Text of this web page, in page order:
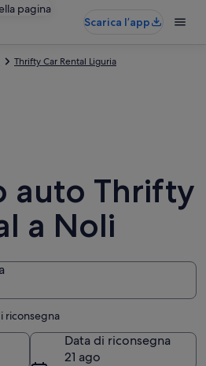
pagina
Scarica l’app
Thrifty Car Rental Liguria
auto Thrifty
a Noli
riconsegna
Data di riconsegna
21 ago